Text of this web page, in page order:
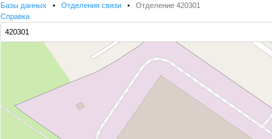
Базы данных • Отделения связи • Отделение 420301
Справка